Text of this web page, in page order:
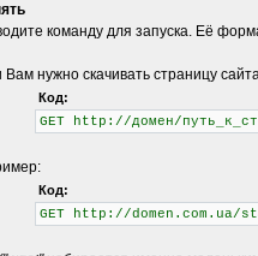
команду для запуска. Её
Вам нужно скачивать страницу
Код:
GET http://домен/
Код:
GET http://domen.com.ua/